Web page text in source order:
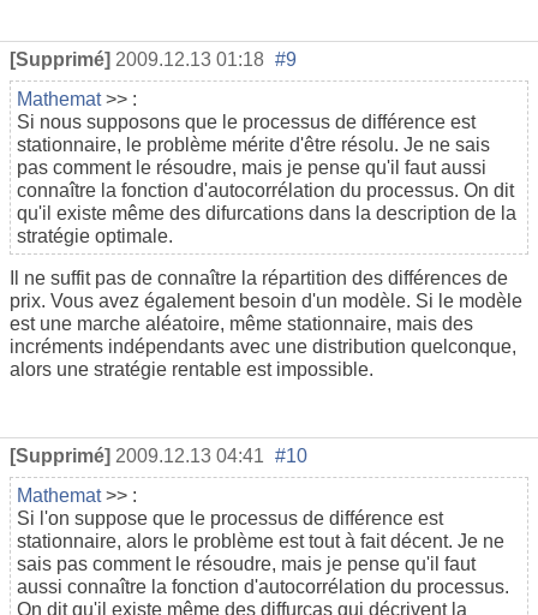
[Supprimé] 2009.12.13 01:18 #9
Mathemat>> :
Si nous supposons que le processus de différence est
stationnaire, le problème mérite d'être résolu. Je ne sais
pas comment le résoudre, mais je pense qu'il faut aussi
connaître la fonction d'autocorrélation du processus. On dit
qu'il existe même des difurcations dans la description de la
stratégie optimale.
Il ne suffit pas de connaître la répartition des différences de
prix. Vous avez également besoin d'un modèle. Si le modèle
est une marche aléatoire, même stationnaire, mais des
incréments indépendants avec une distribution quelconque,
alors une stratégie rentable est impossible.
[Supprimé] 2009.12.13 04:41 #10
Mathemat>> :
Si l'on suppose que le processus de différence est
stationnaire, alors le problème est tout à fait décent. Je ne
sais pas comment le résoudre, mais je pense qu'il faut
aussi connaître la fonction d'autocorrélation du processus.
On dit qu'il existe même des diffurcas qui décrivent la